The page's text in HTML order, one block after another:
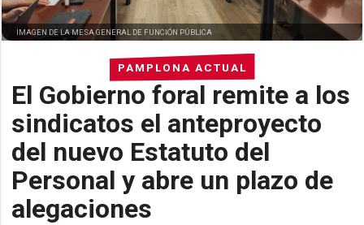
PAMPLONA ACTUAL
El Gobierno foral remite a los
sindicatos el anteproyecto
del nuevo Estatuto del
Personal y abre un plazo de
alegaciones
IMAGEN DE LA MESA GENERAL DE FUNCIÓN PÚBLICA